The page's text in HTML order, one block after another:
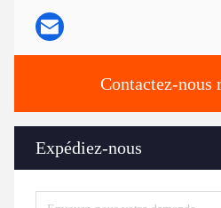
Contactez-nous
Expédiez-nous